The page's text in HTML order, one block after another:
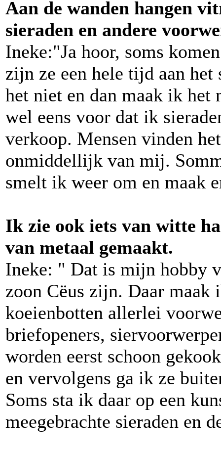
Aan de wanden hangen
sieraden en andere
Ineke:"Ja hoor, soms
zijn ze een hele tijd aan het
het niet en dan maak ik het
wel eens voor dat ik
verkoop. Mensen vinden
onmiddellijk van mij.
smelt ik weer om en maak
Ik zie ook iets van witte
van metaal gemaakt.
Ineke: " Dat is mijn hobby
zoon Cëus zijn. Daar maak
koeienbotten allerlei
briefopeners,
worden eerst schoon
en vervolgens ga ik ze
Soms sta ik daar op een
meegebrachte sieraden en